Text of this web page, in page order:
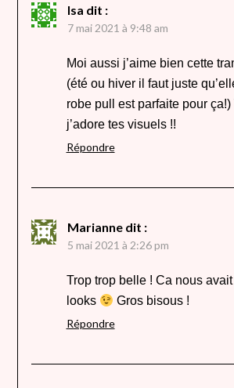
Isa dit :
7 mai 2021 à 9:48 am
Moi aussi j’aime bien cette
(été ou hiver il faut juste
robe pull est parfaite pour
j’adore tes visuels !!
Répondre
Marianne dit :
5 mai 2021 à 2:26 pm
Trop trop belle ! Ca nous
looks
Gros bisous !
Répondre